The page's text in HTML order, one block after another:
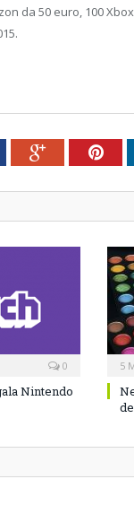
da 50 euro, 100
Google+
0
Nintendo
5